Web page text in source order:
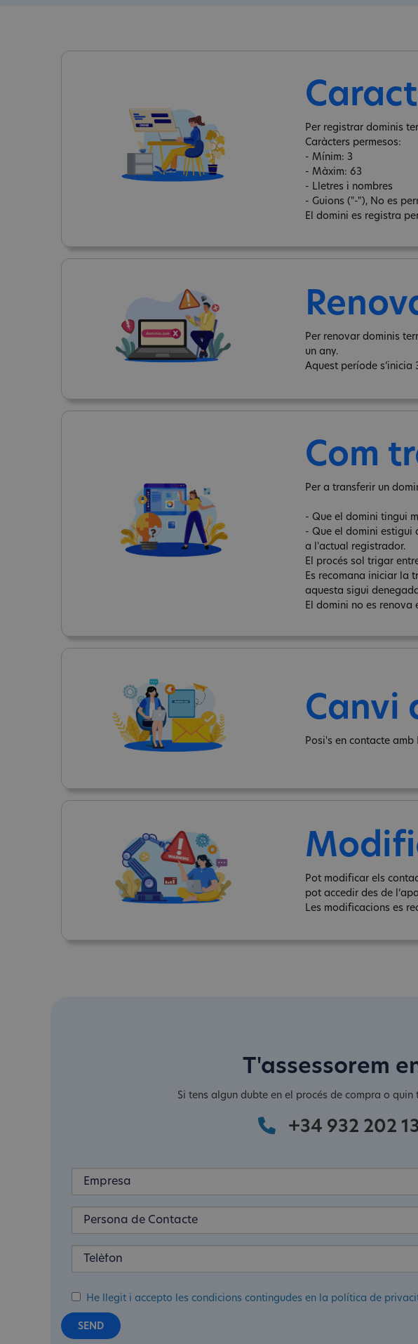
Per registrar dominis
Caràcters permesos:
- Mínim: 3
- Màxim: 63
- Lletres i nombres
- Guions ("-"), No es
El domini es registra
Per renovar dominis
un any.
Aquest període
Com
Per a transferir un
- Que el domini tingui
- Que el domini estigui
a l'actual registrador.
El procés sol trigar
Es recomana iniciar la
aquesta sigui
El domini no es renova
Canvi
Posi's en contacte
Pot modificar els
pot accedir des de
Les modificacions es
T'assessorem
Si tens algun dubte en el procés de compra o
+34 932 202
He llegit i accepto les condicions contingudes en la política de